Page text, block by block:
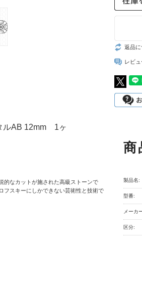
返品に
レビ
ルAB 12mm 1ヶ
的なカットが施された高級ストーンで
フスキーにしかできない芸術性と技術で
商
製品名:
型番:
メーカ
区分: